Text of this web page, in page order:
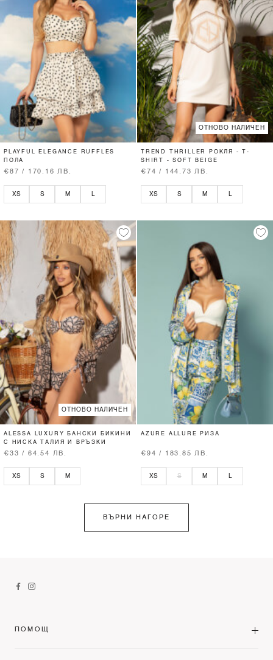
PLAYFUL ELEGANCE RUFFLES
ПОЛА
€87 / 170.16 ЛВ.
XS S M L
ОТНОВО НАЛИЧЕН
TREND THRILLER РОКЛЯ - T-
SHIRT - SOFT BEIGE
€74 / 144.73 ЛВ.
XS S M L
ОТНОВО НАЛИЧЕН
ALESSA LUXURY БАНСКИ БИКИНИ
С НИСКА ТАЛИЯ И ВРЪЗКИ
€33 / 64.54 ЛВ.
XS S M
AZURE ALLURE РИЗА
€94 / 183.85 ЛВ.
XS S M
ВЪРНИ НАГОРЕ
ПОМОЩ